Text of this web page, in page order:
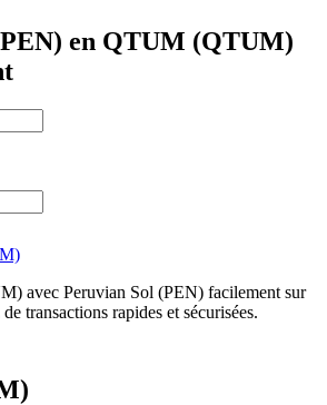
en QTUM (QTUM)
avec Peruvian Sol (PEN) facilement sur
transactions rapides et sécurisées.